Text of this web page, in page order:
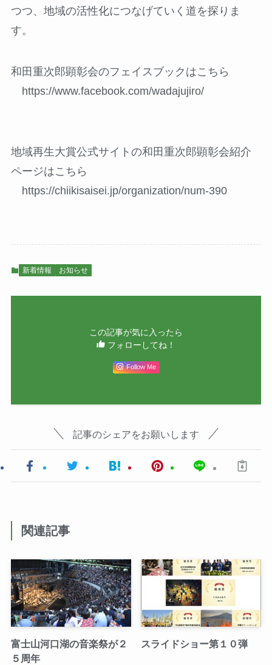
つつ、地域の活性化につなげていく道を探りま
す。
和田重次郎顕彰会のフェイスブックはこちら
https://www.facebook.com/wadajujiro/
地域再生大賞公式サイトの和田重次郎顕彰会紹介
ページはこちら
https://chiikisaisei.jp/organization/num-390
新着情報 お知らせ
この記事が気に入ったら
フォローしてね！
Follow Me
記事のシェアをお願いします
関連記事
富士山河口湖の音楽祭が２
５周年
スライドショー第１０弾